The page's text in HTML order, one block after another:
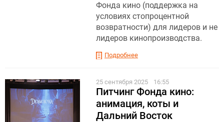
Фонда кино (поддержка на
условиях стопроцентной
возвратности) для лидеров и не
лидеров кинопроизводства.
Подробнее
25 сентября 2025 16:55
Питчинг Фонда кино:
анимация, коты и
Дальний Восток